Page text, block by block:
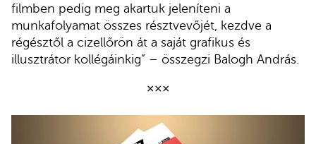
filmben pedig meg akartuk jeleníteni a
munkafolyamat összes résztvevőjét, kezdve a
régésztől a cizellőrön át a saját grafikus és
illusztrátor kollégáinkig” – összegzi Balogh András.
×××